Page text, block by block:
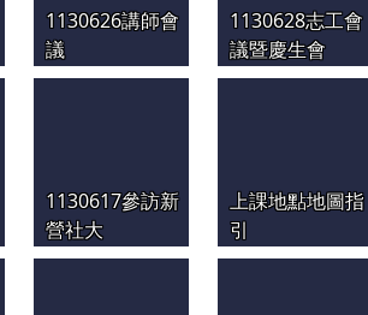
1130626講師會
議
1130628志工會
議暨慶生會
1130617參訪新
營社大
上課地點地圖指
引